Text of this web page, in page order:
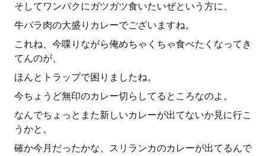
そしてワンパクにガツガツ食いたいぜという方に、
牛バラ肉の大盛りカレーでございますね。
これね、今喋りながら俺めちゃくちゃ食べたくなってき
てんのが、
ほんとトラップで困りましたね。
今ちょうど無印のカレー切らしてるところなのよ。
なんでちょっとまた新しいカレーが出てないか見に行こ
うかと。
確か今月だったかな、スリランカのカレーが出てるんで